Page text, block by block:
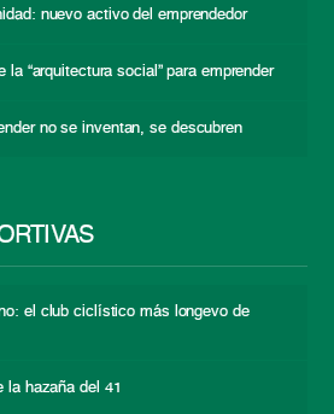
nuevo activo del emprendedor
la “arquitectura social” para emprender
no se inventan, se descubren
el club ciclístico más longevo de
la hazaña del 41